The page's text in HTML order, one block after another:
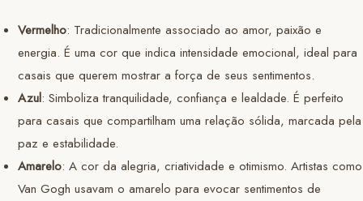
Vermelho: Tradicionalmente associado ao amor, paixão e
energia. É uma cor que indica intensidade emocional, ideal para
casais que querem mostrar a força de seus sentimentos.
Azul: Simboliza tranquilidade, confiança e lealdade. É perfeito
para casais que compartilham uma relação sólida, marcada pela
paz e estabilidade.
Amarelo: A cor da alegria, criatividade e otimismo. Artistas como
Van Gogh usavam o amarelo para evocar sentimentos de